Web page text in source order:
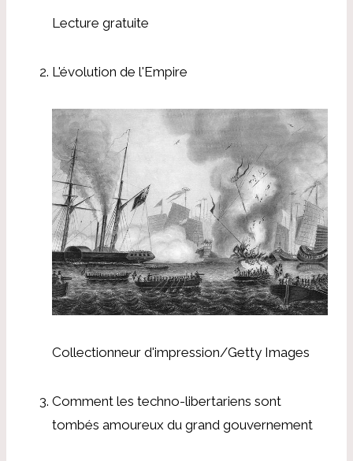
Lecture gratuite
L'évolution de l'Empire
Collectionneur d'impression/Getty Images
Comment les techno-libertariens sont
tombés amoureux du grand gouvernement